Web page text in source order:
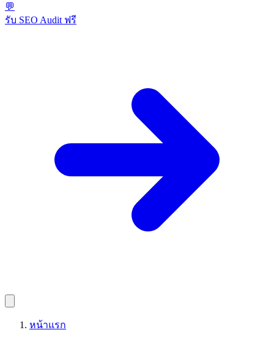
💬
รับ SEO Audit ฟรี
หน้าแรก